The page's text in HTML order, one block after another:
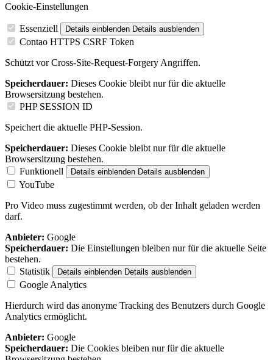
Cookie-Einstellungen
Essenziell Details einblenden Details ausblenden
Contao HTTPS CSRF Token
Schützt vor Cross-Site-Request-Forgery Angriffen.
Speicherdauer: Dieses Cookie bleibt nur für die aktuelle
Browsersitzung bestehen.
PHP SESSION ID
Speichert die aktuelle PHP-Session.
Speicherdauer: Dieses Cookie bleibt nur für die aktuelle
Browsersitzung bestehen.
Funktionell
Details einblenden Details ausblenden
YouTube
Pro Video muss zugestimmt werden, ob der Inhalt geladen werden
darf.
Anbieter: Google
Speicherdauer: Die Einstellungen bleiben nur für die aktuelle Seite
bestehen.
Statistik
Details einblenden Details ausblenden
Google Analytics
Hierdurch wird das anonyme Tracking des Benutzers durch Google
Analytics ermöglicht.
Anbieter: Google
Speicherdauer: Die Cookies bleiben nur für die aktuelle